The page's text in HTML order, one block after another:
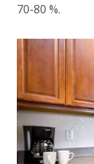
70-80 %.